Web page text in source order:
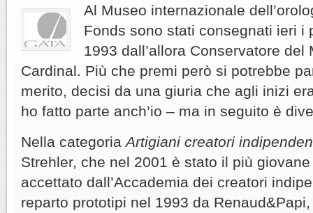
Al Museo internazionale
Fonds sono stati consegnati ieri i
1993 dall’allora Conservatore del
Cardinal. Più che premi però si potrebbe
merito, decisi da una giuria che agli inizi
ho fatto parte anch’io – ma in seguito è
Nella categoria Artigiani creatori
Strehler, che nel 2001 è stato il più
accettato dall’Accademia dei creatori
reparto prototipi nel 1993 da